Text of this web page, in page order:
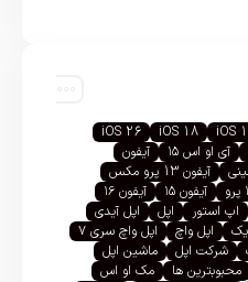
iOS
iOS 18
iOS 26
آی او اس ۱۵
آیفون
آیفون 13 پرو مکس
آیفون ۱۵
آیفون ۱۶
اپ استور اپل
اپل آیدی
اپل واچ
اپل واچ سری ۷
شرکت اپل
ماشین اپل
محبوبترین ها
مک او اس